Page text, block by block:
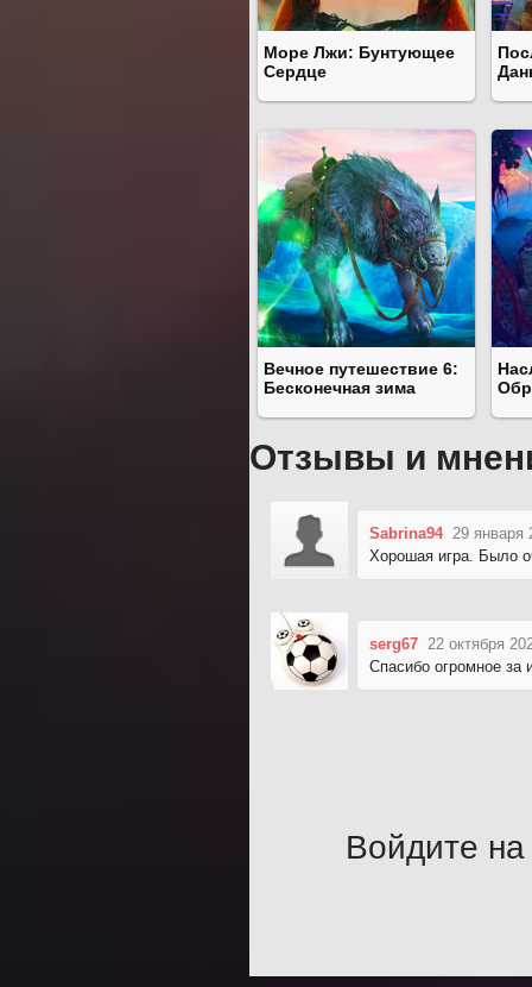
Море Лжи: Бунтующее
Сердце
Вечное путешествие 6:
Бесконечная зима
Отзывы и
Sabrina94 29 января
Хорошая игра. Было
serg67 22 октября
Спасибо огромное за
Войдите на